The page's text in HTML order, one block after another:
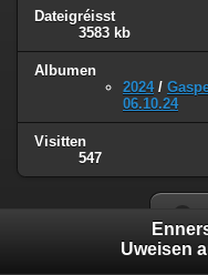
Dateigréisst
3583 kb
Albumen
2024/
06.10.24
Visitten
547
Uweisen